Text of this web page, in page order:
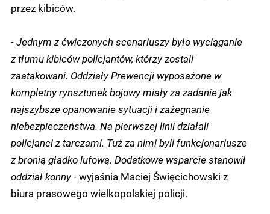
przez kibiców.
- Jednym z ćwiczonych scenariuszy było wyciąganie
z tłumu kibiców policjantów, którzy zostali
zaatakowani. Oddziały Prewencji wyposażone w
kompletny rynsztunek bojowy miały za zadanie jak
najszybsze opanowanie sytuacji i zażegnanie
niebezpieczeństwa. Na pierwszej linii działali
policjanci z tarczami. Tuż za nimi byli funkcjonariusze
z bronią gładko lufową. Dodatkowe wsparcie stanowił
oddział konny -wyjaśnia Maciej Święcichowski z
biura prasowego wielkopolskiej policji.